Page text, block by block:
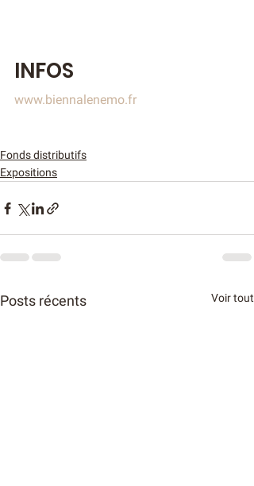
INFOS​
www.biennalenemo.fr
Fonds distributifs
Expositions
Posts récents Voir tout